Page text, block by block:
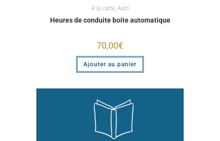
A la carte, Auto
Heures de conduite boite automatique
70,00€
Ajouter au panier